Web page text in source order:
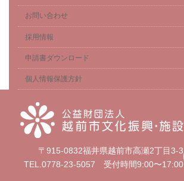
お問い合わせ
採用情報
申請書ダウンロード
個人情報保護方針
〒915-0832福井県越前市高瀬2丁目3-3
TEL.0778-23-5057 受付時間9:00〜17:00